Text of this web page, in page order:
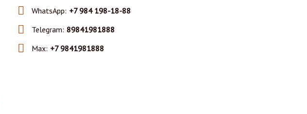
WhatsApp: +7 984 198-18-88
Telegram: 89841981888
Max: +7 9841981888